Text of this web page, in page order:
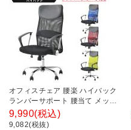
オフィスチェア 腰楽 ハイバック
ランバーサポート 腰当て メッシ
ュチェア パソコンチェア 幅620×
奥620×高さ1090-1190mm
9,990(税込)
9,082(税抜)